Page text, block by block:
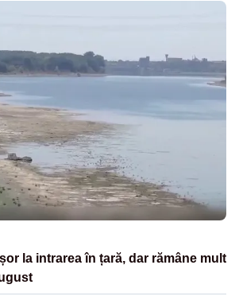
la intrarea în țară, dar rămâne mult